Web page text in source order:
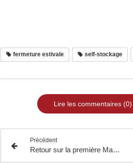
fermeture estivale self-stockage
Lire les commentaires (0)
Précédent
Retour sur la première Matinale Business de Georges